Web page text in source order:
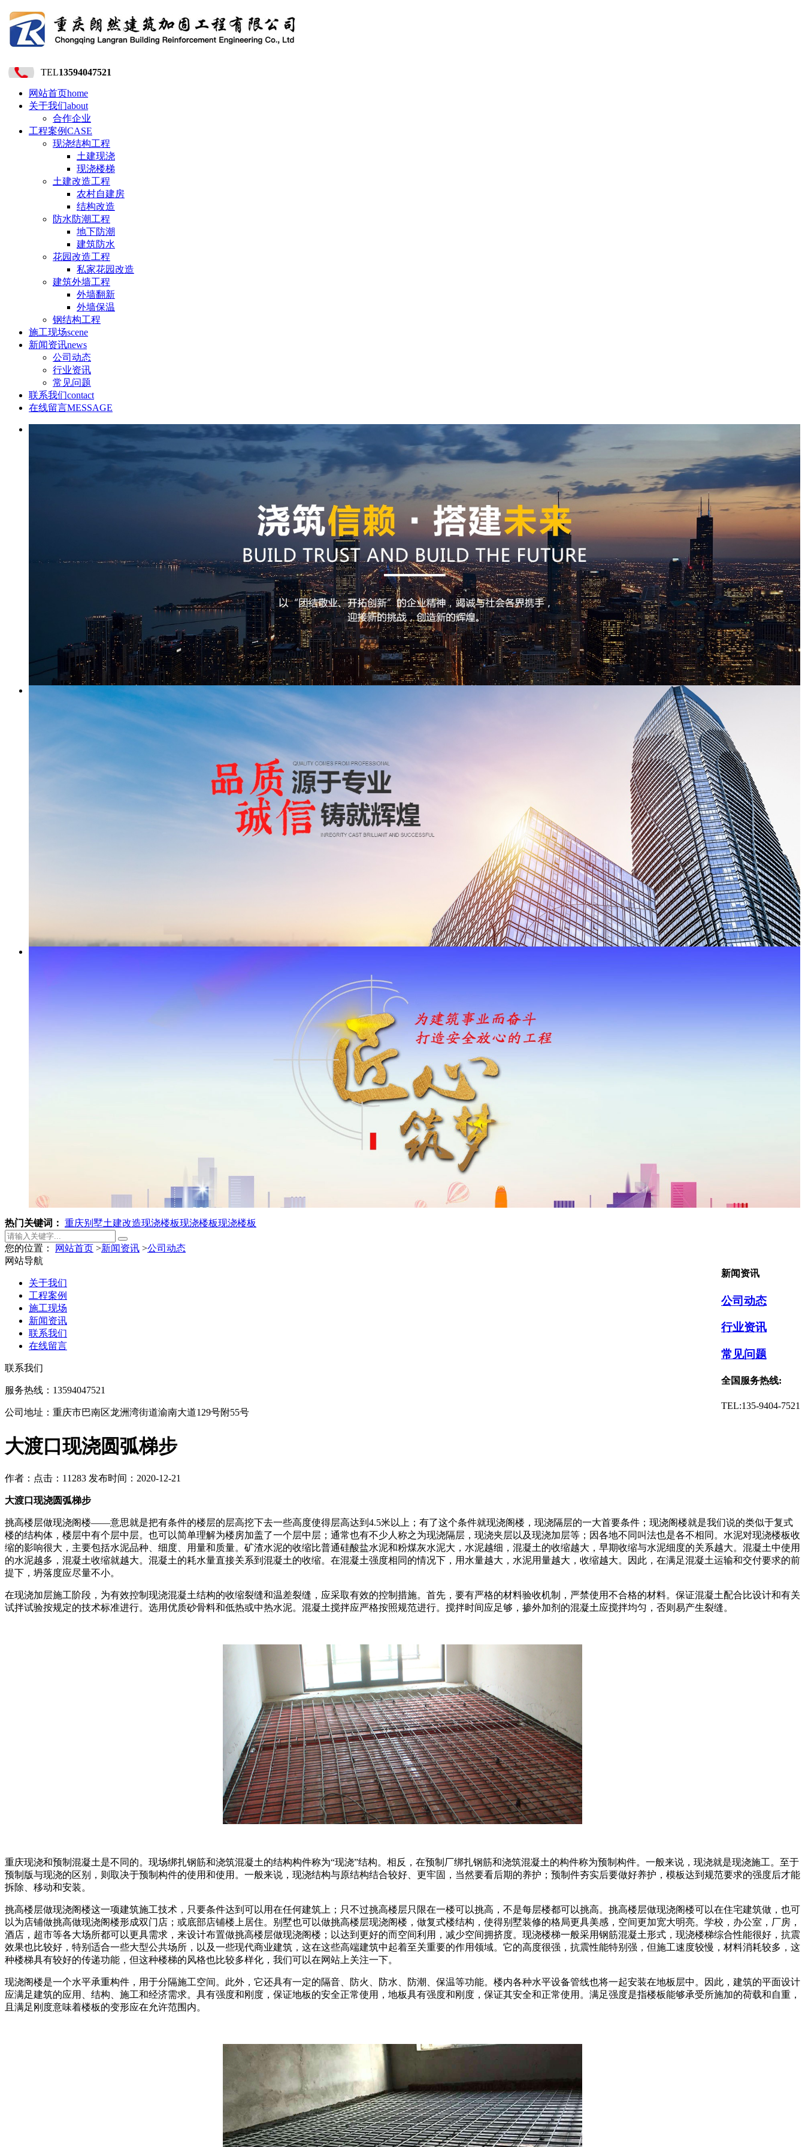
TEL13594047521
网站首页home
关于我们about
合作企业
工程案例CASE
现浇结构工程
土建现浇
现浇楼梯
土建改造工程
农村自建房
结构改造
防水防潮工程
地下防潮
建筑防水
花园改造工程
私家花园改造
建筑外墙工程
外墙翻新
外墙保温
钢结构工程
施工现场scene
新闻资讯news
公司动态
行业资讯
常见问题
联系我们contact
在线留言MESSAGE
热门关键词： 重庆别墅土建改造现浇楼板现浇楼板现浇楼板
您的位置： 网站首页 >新闻资讯 >公司动态
新闻资讯
公司动态
行业资讯
常见问题
全国服务热线:
TEL:135-9404-7521
大渡口现浇圆弧梯步
作者： 点击：11283 发布时间：2020-12-21
大渡口现浇圆弧梯步
挑高楼层做现浇阁楼——意思就是把有条件的楼层的层高挖下去一些高度使得层高达到4.5米以上；有了这个条件就现浇阁楼，现浇隔层的一大首要条件；现浇阁楼就是我们说的类似于复式
楼的结构体，楼层中有个层中层。也可以简单理解为楼房加盖了一个层中层；通常也有不少人称之为现浇隔层，现浇夹层以及现浇加层等；因各地不同叫法也是各不相同。水泥对现浇楼板收
缩的影响很大，主要包括水泥品种、细度、用量和质量。矿渣水泥的收缩比普通硅酸盐水泥和粉煤灰水泥大，水泥越细，混凝土的收缩越大，早期收缩与水泥细度的关系越大。混凝土中使用
的水泥越多，混凝土收缩就越大。混凝土的耗水量直接关系到混凝土的收缩。在混凝土强度相同的情况下，用水量越大，水泥用量越大，收缩越大。因此，在满足混凝土运输和交付要求的前
提下，坍落度应尽量不小。
在现浇加层施工阶段，为有效控制现浇混凝土结构的收缩裂缝和温差裂缝，应采取有效的控制措施。首先，要有严格的材料验收机制，严禁使用不合格的材料。保证混凝土配合比设计和有关
试拌试验按规定的技术标准进行。选用优质砂骨料和低热或中热水泥。混凝土搅拌应严格按照规范进行。搅拌时间应足够，掺外加剂的混凝土应搅拌均匀，否则易产生裂缝。
重庆现浇和预制混凝土是不同的。现场绑扎钢筋和浇筑混凝土的结构构件称为“现浇”结构。相反，在预制厂绑扎钢筋和浇筑混凝土的构件称为预制构件。一般来说，现浇就是现浇施工。至于
预制版与现浇的区别，则取决于预制构件的使用和使用。一般来说，现浇结构与原结构结合较好、更牢固，当然要看后期的养护；预制件夯实后要做好养护，模板达到规范要求的强度后才能
拆除、移动和安装。
挑高楼层做现浇阁楼这一项建筑施工技术，只要条件达到可以用在任何建筑上；只不过挑高楼层只限在一楼可以挑高，不是每层楼都可以挑高。挑高楼层做现浇阁楼可以在住宅建筑做，也可
以为店铺做挑高做现浇阁楼形成双门店；或底部店铺楼上居住。别墅也可以做挑高楼层现浇阁楼，做复式楼结构，使得别墅装修的格局更具美感，空间更加宽大明亮。学校，办公室，厂房，
酒店，超市等各大场所都可以更具需求，来设计布置做挑高楼层做现浇阁楼；以达到更好的而空间利用，减少空间拥挤度。现浇楼梯一般采用钢筋混凝土形式，现浇楼梯综合性能很好，抗震
效果也比较好，特别适合一些大型公共场所，以及一些现代商业建筑，这在这些高端建筑中起着至关重要的作用领域。它的高度很强，抗震性能特别强，但施工速度较慢，材料消耗较多，这
种楼梯具有较好的传递功能，但这种楼梯的风格也比较多样化，我们可以在网站上关注一下。
现浇阁楼是一个水平承重构件，用于分隔施工空间。此外，它还具有一定的隔音、防火、防水、防潮、保温等功能。楼内各种水平设备管线也将一起安装在地板层中。因此，建筑的平面设计
应满足建筑的应用、结构、施工和经济需求。具有强度和刚度，保证地板的安全正常使用，地板具有强度和刚度，保证其安全和正常使用。满足强度是指楼板能够承受所施加的荷载和自重，
且满足刚度意味着楼板的变形应在允许范围内。
网站导航
关于我们
工程案例
施工现场
新闻资讯
联系我们
在线留言
联系我们
服务热线：13594047521
公司地址：重庆市巴南区龙洲湾街道渝南大道129号附55号